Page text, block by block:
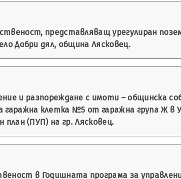
представляващ урегулиран
Добри дял, община Лясковец.
и разпореждане с имоти – общинска
гаражна клетка №5 от гаражна група Ж в
план (ПУП) на гр. Лясковец.
в Годишната програма за